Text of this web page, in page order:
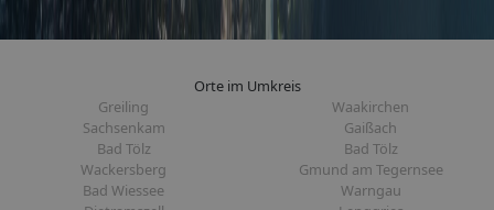
Orte im Umkreis
Greiling
Waakirchen
Sachsenkam
Gaißach
Bad Tölz
Bad Tölz
Wackersberg
Gmund am Tegernsee
Bad Wiessee
Warngau